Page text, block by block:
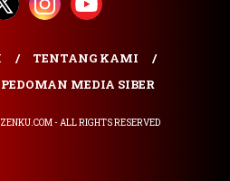
TENTANG KAMI
PEDOMAN MEDIA SIBER
- ALL RIGHTS RESERVED